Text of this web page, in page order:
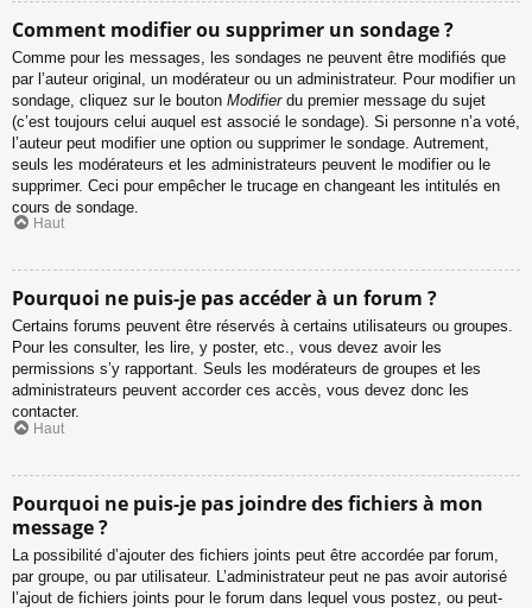
Comment modifier ou supprimer un sondage ?
Comme pour les messages, les sondages ne peuvent être modifiés que
par l’auteur original, un modérateur ou un administrateur. Pour modifier un
sondage, cliquez sur le bouton Modifierdu premier message du sujet
(c’est toujours celui auquel est associé le sondage). Si personne n’a voté,
l’auteur peut modifier une option ou supprimer le sondage. Autrement,
seuls les modérateurs et les administrateurs peuvent le modifier ou le
supprimer. Ceci pour empêcher le trucage en changeant les intitulés en
cours de sondage.
Haut
Pourquoi ne puis-je pas accéder à un forum ?
Certains forums peuvent être réservés à certains utilisateurs ou groupes.
Pour les consulter, les lire, y poster, etc., vous devez avoir les
permissions s’y rapportant. Seuls les modérateurs de groupes et les
administrateurs peuvent accorder ces accès, vous devez donc les
contacter.
Haut
Pourquoi ne puis-je pas joindre des fichiers à mon
message ?
La possibilité d’ajouter des fichiers joints peut être accordée par forum,
par groupe, ou par utilisateur. L’administrateur peut ne pas avoir autorisé
l’ajout de fichiers joints pour le forum dans lequel vous postez, ou peut-